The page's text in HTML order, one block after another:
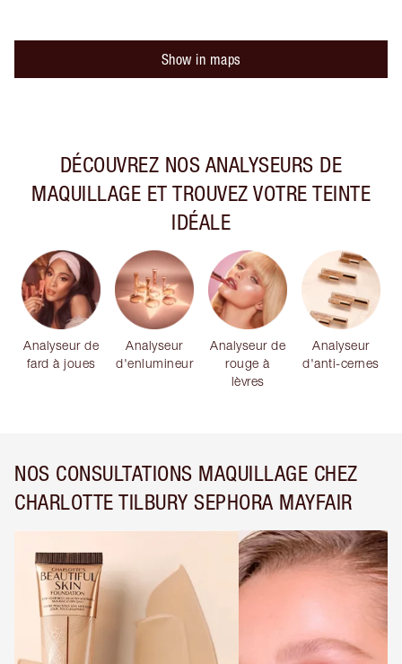
Show in maps
DÉCOUVREZ NOS ANALYSEURS DE
MAQUILLAGE ET TROUVEZ VOTRE TEINTE
IDÉALE
Analyseur de
fard à joues
Analyseur
d'enlumineur
Analyseur de
rouge à
lèvres
Analyseur
d'anti-cernes
NOS CONSULTATIONS MAQUILLAGE CHEZ
CHARLOTTE TILBURY SEPHORA MAYFAIR